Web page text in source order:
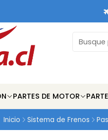
PARTES DE MOTOR
Inicio Sistema de Frenos